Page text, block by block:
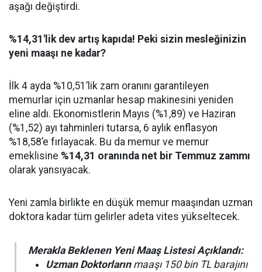
aşağı değiştirdi.
%14,31'lik dev artış kapıda! Peki sizin mesleğinizin
yeni maaşı ne kadar?
İlk 4 ayda %10,51’lik zam oranını garantileyen
memurlar için uzmanlar hesap makinesini yeniden
eline aldı. Ekonomistlerin Mayıs (%1,89) ve Haziran
(%1,52) ayı tahminleri tutarsa, 6 aylık enflasyon
%18,58’e fırlayacak. Bu da memur ve memur
emeklisine %14,31 oranında net bir Temmuz zammı
olarak yansıyacak.
Yeni zamla birlikte en düşük memur maaşından uzman
doktora kadar tüm gelirler adeta vites yükseltecek.
Merakla Beklenen Yeni Maaş Listesi Açıklandı:
Uzman Doktorlarınmaaşı 150 bin TL barajını